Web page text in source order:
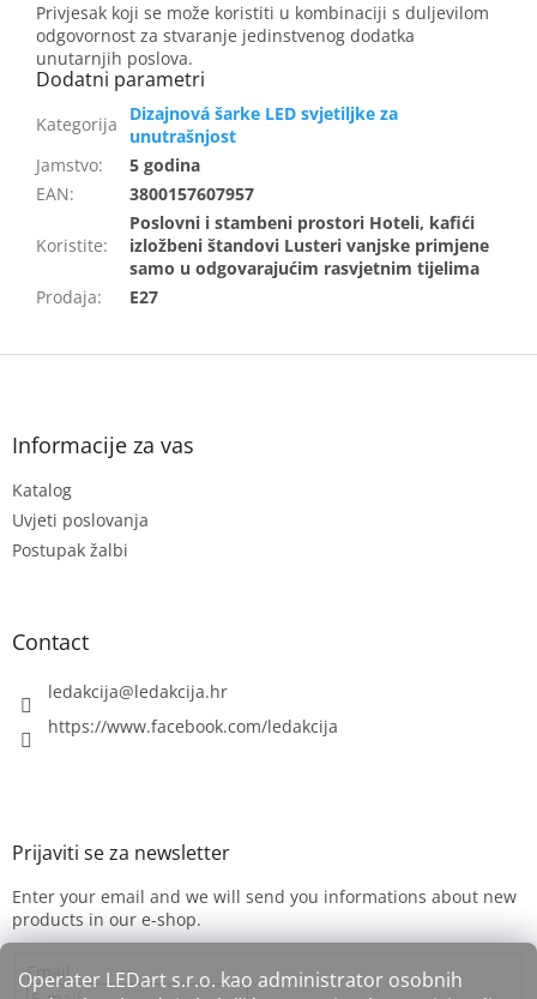
Operater LEDart s.r.o. kao administrator osobnih
Privjesak koji se može koristiti u kombinaciji s duljevilom
odgovornost za stvaranje jedinstvenog dodatka
unutarnjih poslova.
Dizajnová šarke LED svjetiljke za
unutrašnjost
Jamstvo:
5 godina
EAN: 3800157607957
Koristite:
Poslovni i stambeni prostori Hoteli, kafići
izložbeni štandovi Lusteri vanjske primjene
samo u odgovarajućim rasvjetnim tijelima
Prodaja: E27
F
Informacije za vas
Katalog
Uvjeti poslovanja
Postupak žalbi
Contact
ledakcija@ledakcija.hr
https://www.facebook.com/ledakcija
Enter your email and we will send you informations about new
products in our e-shop.
Email